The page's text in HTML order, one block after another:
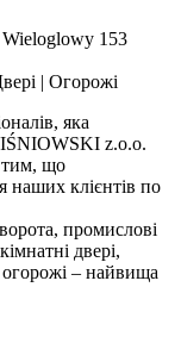
153
| Огорожі
яка
z.o.o.
тим, що
наших клієнтів по
промислові
двері,
огорожі – найвища